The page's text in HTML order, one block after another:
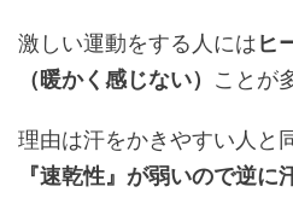
激しい運動をする人にはヒ
（暖かく感じない） ことが
理由は汗をかきやすい人と
『速乾性』が弱いので逆に